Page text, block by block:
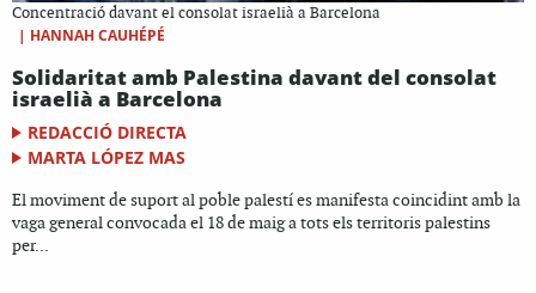
Concentració davant el consolat israelià a Barcelona
| HANNAH CAUHÉPÉ
Solidaritat amb Palestina davant del consolat
israelià a Barcelona
REDACCIÓ DIRECTA
MARTA LÓPEZ MAS
El moviment de suport al poble palestí es manifesta coincidint amb la
vaga general convocada el 18 de maig a tots els territoris palestins
per...